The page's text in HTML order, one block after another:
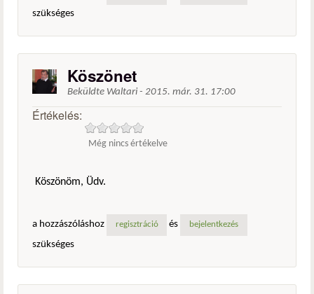
szükséges
Köszönet
Beküldte Waltari - 2015. már. 31. 17:00
Értékelés:
Még nincs értékelve
Köszönöm, Üdv.
a hozzászóláshoz regisztráció és bejelentkezés
szükséges